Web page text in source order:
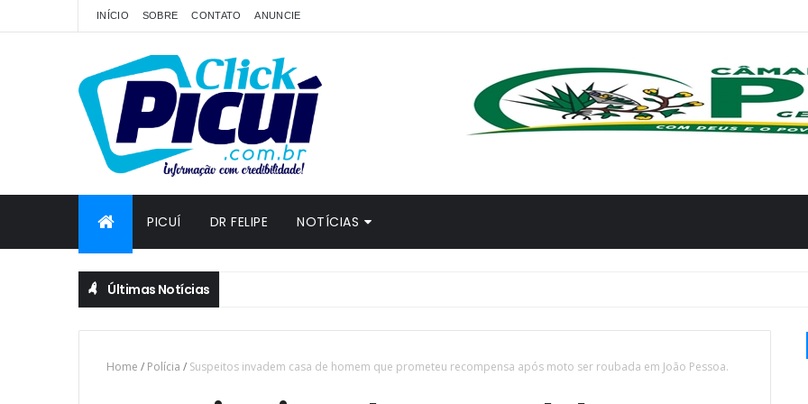
INÍCIO SOBRE CONTATO ANUNCIE
PICUÍ DR FELIPE NOTÍCIAS
Últimas Notícias
Home / Polícia / Suspeitos invadem casa de homem que prometeu recompensa após moto ser roubada em João Pessoa.